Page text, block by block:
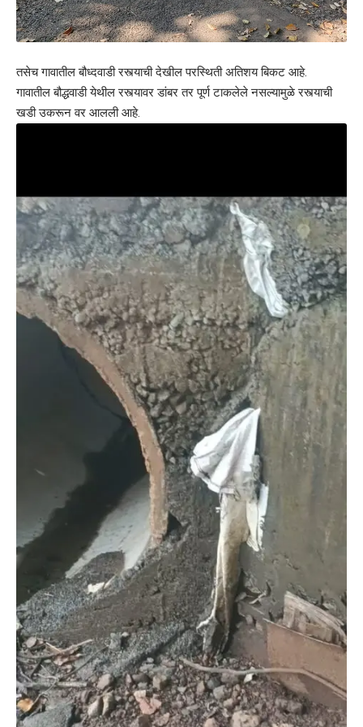
तसेच गावातील बौध्दवाडी रस्त्याची देखील परस्थिती अतिशय बिकट आहे.
गावातील बौद्धवाडी येथील रस्त्यावर डांबर तर पूर्ण टाकलेले नसल्यामुळे रस्त्याची
खडी उकरून वर आलली आहे.